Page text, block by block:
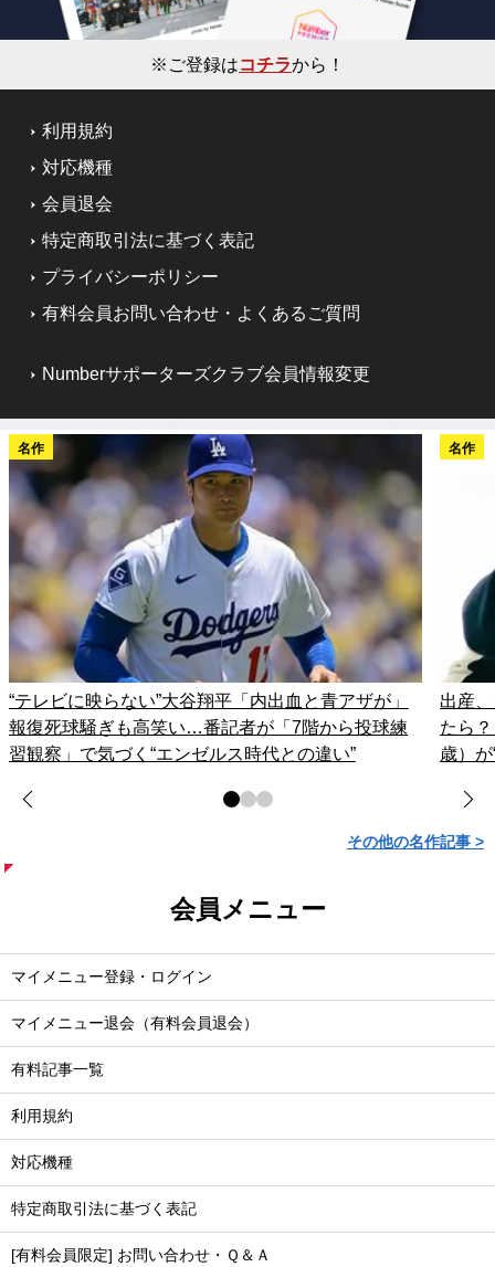
※ご登録はコチラから！
利用規約
対応機種
会員退会
特定商取引法に基づく表記
プライバシーポリシー
有料会員お問い合わせ・よくあるご質問
Numberサポーターズクラブ会員情報変更
名作
“テレビに映らない”大谷翔平「内出血と青アザが」
報復死球騒ぎも高笑い…番記者が「7階から投球練
習観察」で気づく“エンゼルス時代との違い”
名作
出産
たら
歳）
その他の名作記事 >
会員メニュー
マイメニュー登録・ログイン
マイメニュー退会（有料会員退会）
有料記事一覧
利用規約
対応機種
特定商取引法に基づく表記
[有料会員限定] お問い合わせ・Ｑ＆Ａ